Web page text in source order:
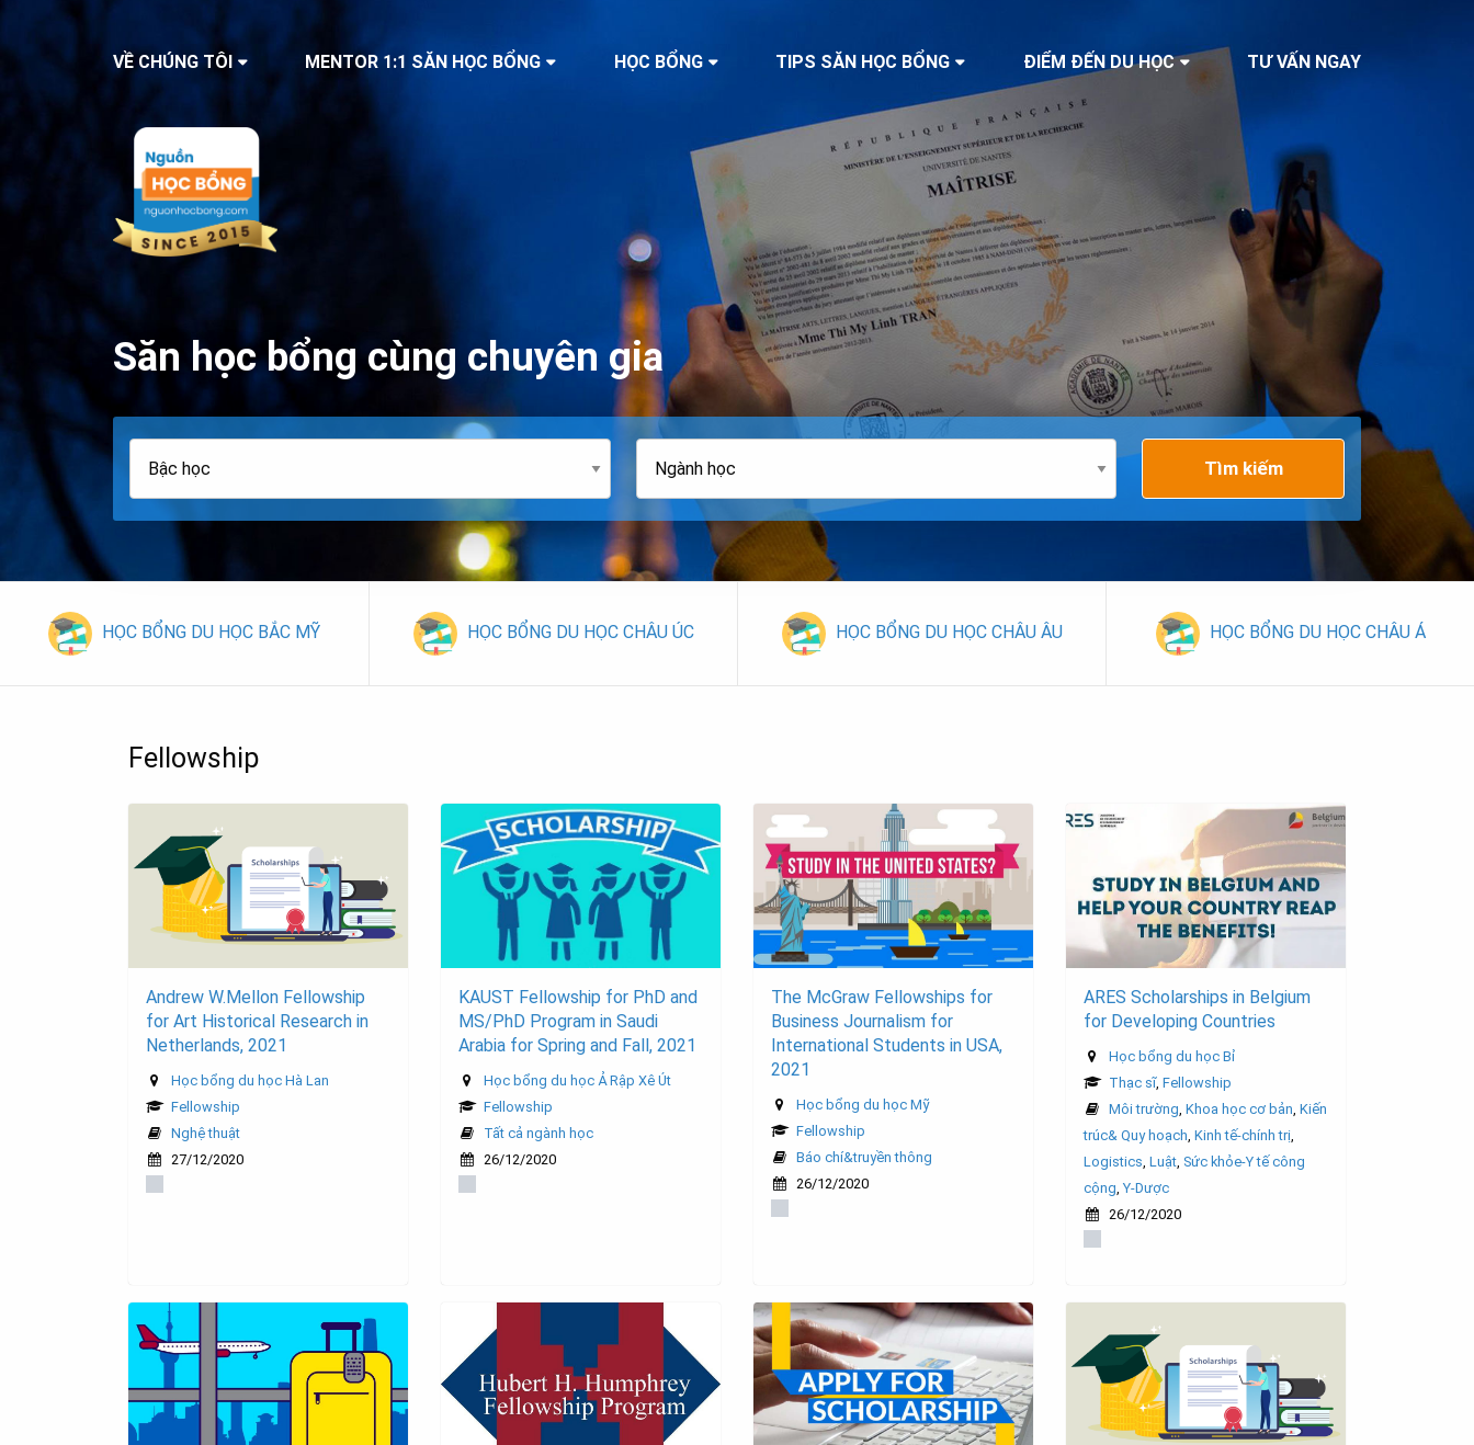
VỀ CHÚNG TÔI MENTOR 1:1 SĂN HỌC BỔNG HỌC BỔNG TIPS SĂN HỌC BỔNG ĐIỂM ĐẾN DU HỌC TƯ VẤN NGAY
Săn học bổng cùng chuyên gia
Tìm kiếm
HỌC BỔNG DU HỌC BẮC MỸ HỌC BỔNG DU HỌC CHÂU ÚC HỌC BỔNG DU HỌC CHÂU ÂU HỌC BỔNG DU HỌC CHÂU Á
Fellowship
Andrew W.Mellon Fellowship
for Art Historical Research in
Netherlands, 2021
Học bổng du học Hà Lan
Fellowship
Nghệ thuật
27/12/2020
KAUST Fellowship for PhD and
MS/PhD Program in Saudi
Arabia for Spring and Fall, 2021
Học bổng du học Ả Rập Xê Út
Fellowship
Tất cả ngành học
26/12/2020
The McGraw Fellowships for
Business Journalism for
International Students in USA,
2021
Học bổng du học Mỹ
Fellowship
Báo chí&truyền thông
26/12/2020
ARES Scholarships in Belgium
for Developing Countries
Học bổng du học Bỉ
Thạc sĩ, Fellowship
Môi trường, Khoa học cơ bản, Kiến
trúc& Quy hoạch, Kinh tế-chính trị,
Logistics, Luật, Sức khỏe-Y tế công
cộng, Y-Dược
26/12/2020